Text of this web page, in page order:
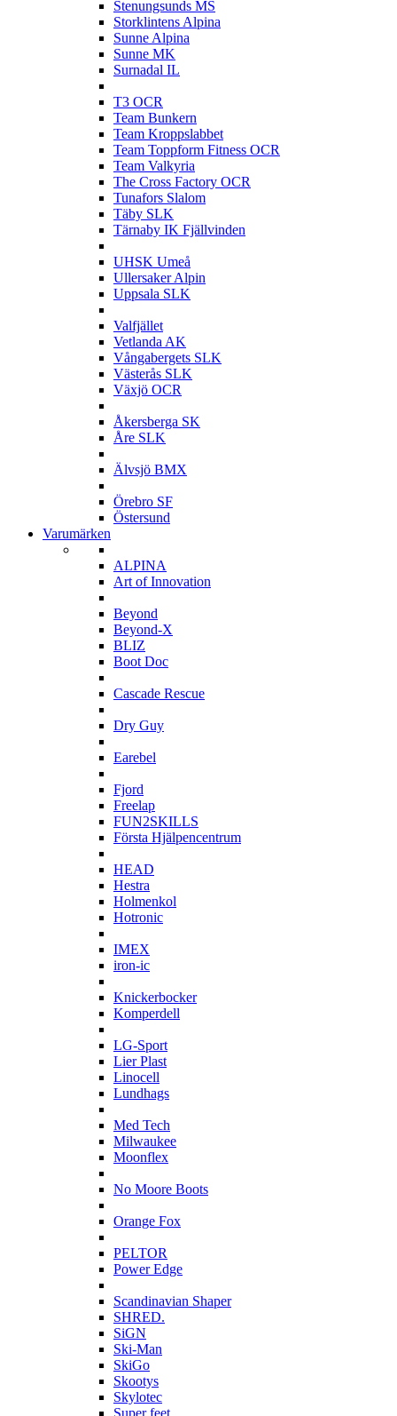
Stenungsunds MS
Storklintens Alpina
Sunne Alpina
Sunne MK
Surnadal IL
T3 OCR
Team Bunkern
Team Kroppslabbet
Team Toppform Fitness OCR
Team Valkyria
The Cross Factory OCR
Tunafors Slalom
Täby SLK
Tärnaby IK Fjällvinden
UHSK Umeå
Ullersaker Alpin
Uppsala SLK
Valfjället
Vetlanda AK
Vångabergets SLK
Västerås SLK
Växjö OCR
Åkersberga SK
Åre SLK
Älvsjö BMX
Örebro SF
Östersund
Varumärken
ALPINA
Art of Innovation
Beyond
Beyond-X
BLIZ
Boot Doc
Cascade Rescue
Dry Guy
Earebel
Fjord
Freelap
FUN2SKILLS
Första Hjälpencentrum
HEAD
Hestra
Holmenkol
Hotronic
IMEX
iron-ic
Knickerbocker
Komperdell
LG-Sport
Lier Plast
Linocell
Lundhags
Med Tech
Milwaukee
Moonflex
No Moore Boots
Orange Fox
PELTOR
Power Edge
Scandinavian Shaper
SHRED.
SiGN
Ski-Man
SkiGo
Skootys
Skylotec
Super feet